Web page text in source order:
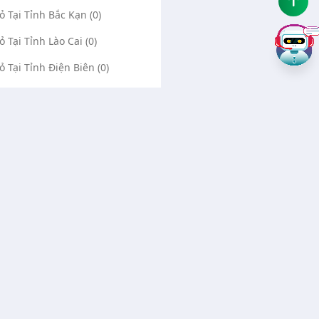
Tại Tỉnh Bắc Kạn (0)
Tại Tỉnh Lào Cai (0)
Tại Tỉnh Điện Biên (0)